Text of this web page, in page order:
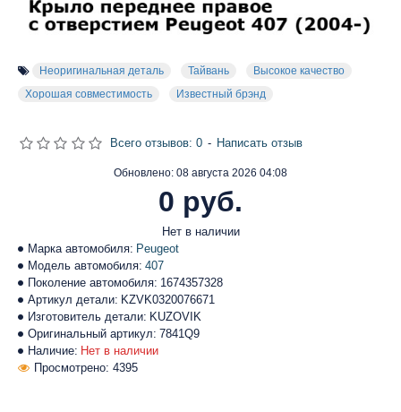
Неоригинальная деталь Тайвань
Высокое качество
Хорошая совместимость
Известный брэнд
Наличие: Нет в наличии
Марка автомобиля: Peugeot
Модель автомобиля: 407
Поколение автомобиля: 1674357328
Артикул детали: KZVK0320076671
Изготовитель детали: KUZOVIK
Оригинальный артикул: 7841Q9
Просмотрено: 4395
Обновлено: 08 августа 2026 04:08
Нет в наличии
Всего отзывов: 0 - Написать отзыв
0 руб.